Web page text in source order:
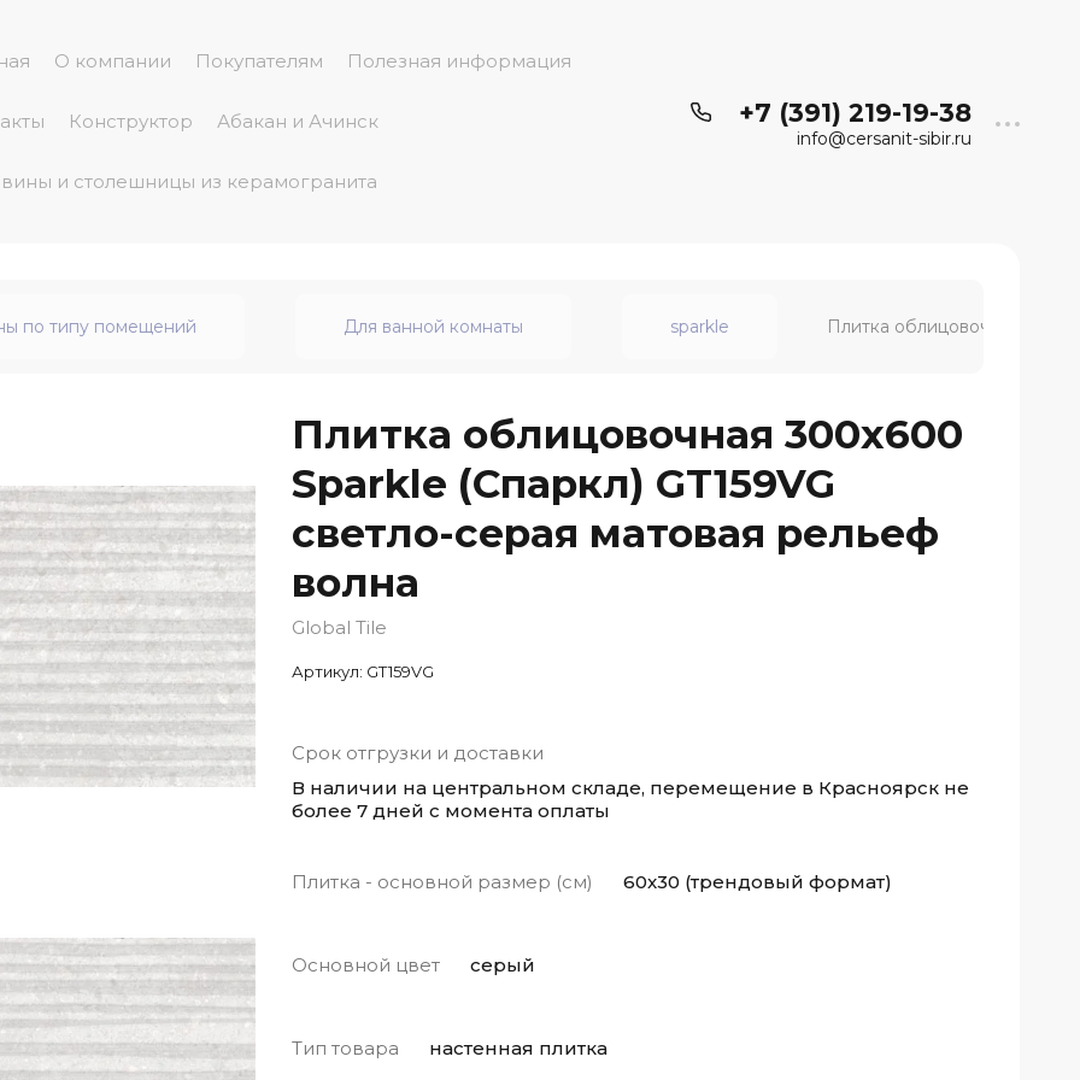
О компании Покупателям Полезная информация
Конструктор Абакан и Ачинск
и столешницы из керамогранита
+7 (391) 219-19-38
info@cersanit-sibir.ru
по типу помещений Для ванной комнаты sparkle Плитка облицовочная
Плитка облицовочная 300x600
Sparkle (Спаркл) GT159VG
светло-серая матовая рельеф
волна
Global Tile
Артикул: GT159VG
Срок отгрузки и доставки
В наличии на центральном складе, перемещение в Красноярск не
более 7 дней с момента оплаты
Плитка - основной размер (см) 60x30 (трендовый формат)
Основной цвет серый
Тип товара настенная плитка